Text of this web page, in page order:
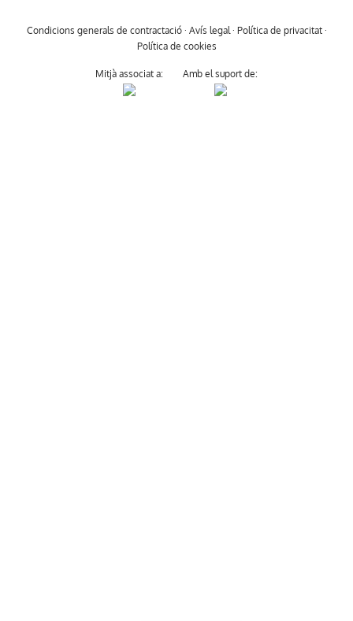
Condicions generals de contractació· Avís legal · Política de privacitat·
Política de cookies
Mitjà associat a: Amb el suport de: